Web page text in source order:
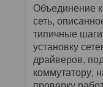
Объединение
сеть,
типичные
установку
драйверов,
коммутатору,